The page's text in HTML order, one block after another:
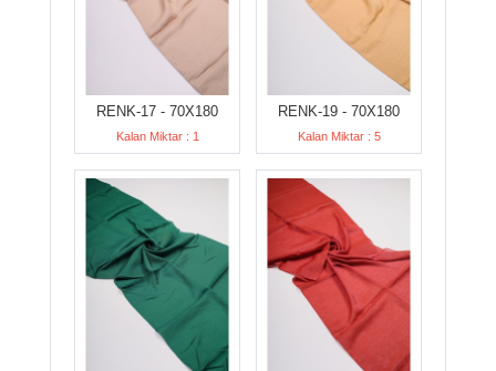
RENK-17 - 70X180
Kalan Miktar : 1
RENK-19 - 70X180
Kalan Miktar : 5